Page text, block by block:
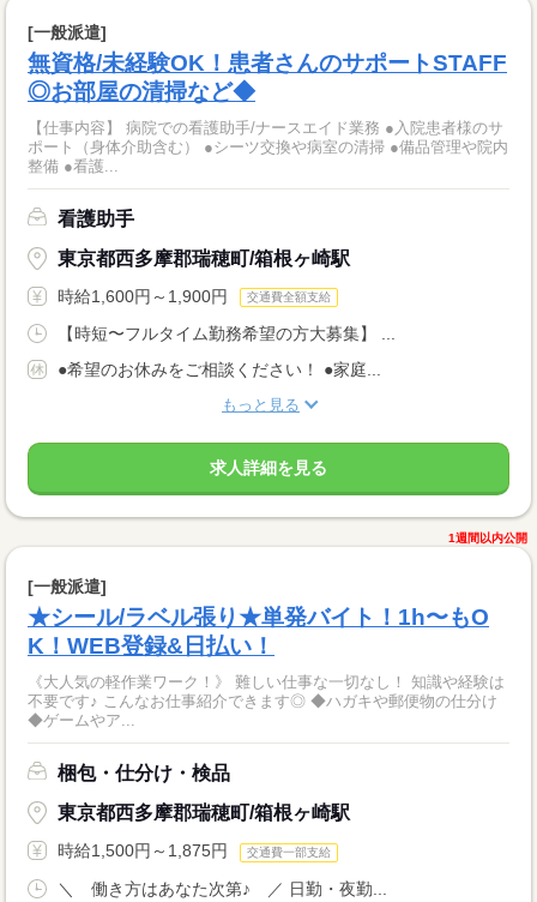
[一般派遣]
無資格/未経験OK！患者さんのサポートSTAFF
◎お部屋の清掃など◆
【仕事内容】 病院での看護助手/ナースエイド業務 ●入院患者様のサ
ポート（身体介助含む） ●シーツ交換や病室の清掃 ●備品管理や院内
整備 ●看護...
看護助手
東京都西多摩郡瑞穂町/箱根ヶ崎駅
時給1,600円～1,900円 交通費全額支給
【時短〜フルタイム勤務希望の方大募集】 ...
●希望のお休みをご相談ください！ ●家庭...
もっと見る
求人詳細を見る
1週間以内公開
[一般派遣]
★シール/ラベル張り★単発バイト！1h〜もO
K！WEB登録&日払い！
《大人気の軽作業ワーク！》 難しい仕事な一切なし！ 知識や経験は
不要です♪ こんなお仕事紹介できます◎ ◆ハガキや郵便物の仕分け
◆ゲームやア...
梱包・仕分け・検品
東京都西多摩郡瑞穂町/箱根ヶ崎駅
時給1,500円～1,875円 交通費一部支給
＼ 働き方はあなた次第♪ ／ 日勤・夜勤...